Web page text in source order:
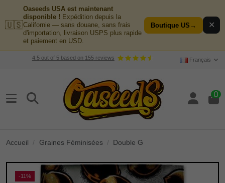
🇺🇸
Oaseeds USA est maintenant
disponible ! Expédition depuis la
Californie — sans douane, sans frais
d'importation, livraison USPS plus rapide
et paiement en USD.
Boutique US → ✕
4.5out of 5based on 155reviews Français
0
Accueil Graines Féminisées Double G
-11%